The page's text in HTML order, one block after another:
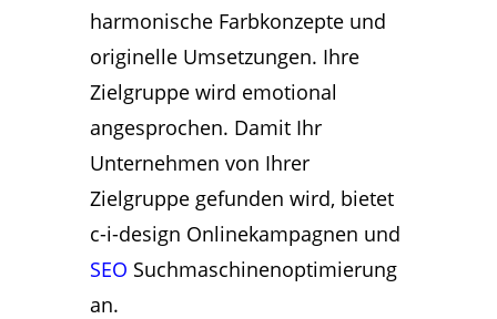
harmonische Farbkonzepte und
originelle Umsetzungen. Ihre
Zielgruppe wird emotional
angesprochen. Damit Ihr
Unternehmen von Ihrer
Zielgruppe gefunden wird, bietet
c-i-design Onlinekampagnen und
SEO Suchmaschinenoptimierung
an.